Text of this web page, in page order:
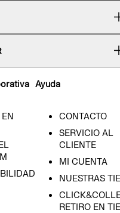
Ayuda
CONTACTO
SERVICIO AL
CLIENTE
MI CUENTA
NUESTRAS
RETIRO EN